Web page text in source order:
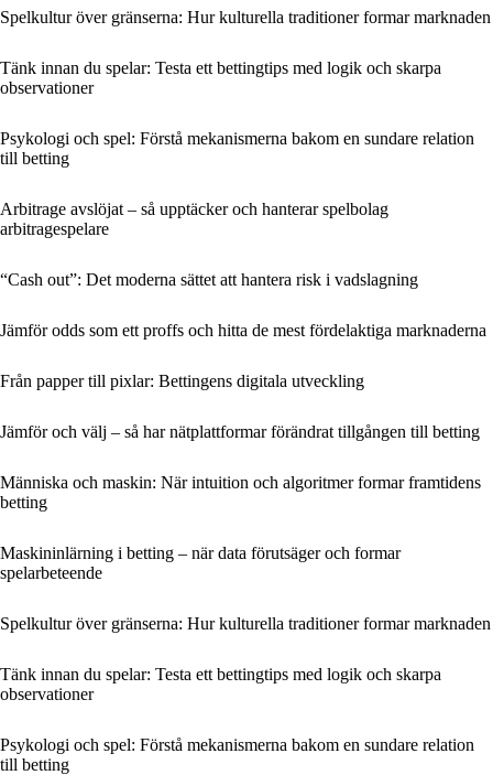
Spelkultur över gränserna: Hur kulturella traditioner formar marknaden
Tänk innan du spelar: Testa ett bettingtips med logik och skarpa
observationer
Psykologi och spel: Förstå mekanismerna bakom en sundare relation
till betting
Arbitrage avslöjat – så upptäcker och hanterar spelbolag
arbitragespelare
“Cash out”: Det moderna sättet att hantera risk i vadslagning
Jämför odds som ett proffs och hitta de mest fördelaktiga marknaderna
Från papper till pixlar: Bettingens digitala utveckling
Jämför och välj – så har nätplattformar förändrat tillgången till betting
Människa och maskin: När intuition och algoritmer formar framtidens
betting
Maskininlärning i betting – när data förutsäger och formar
spelarbeteende
Spelkultur över gränserna: Hur kulturella traditioner formar marknaden
Tänk innan du spelar: Testa ett bettingtips med logik och skarpa
observationer
Psykologi och spel: Förstå mekanismerna bakom en sundare relation
till betting